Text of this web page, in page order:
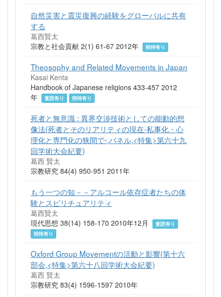
自然災害と震災復興の経験をグローバルに共有
する
葛西賢太
宗教と社会貢献 2(1) 61-67 2012年
招待有り
Theosophy and Related Movements in Japan
Kasai Kenta
Handbook of Japanese religions 433-457 2012
年
査読有り 招待有り
死者と無意識 : 異界交渉技術としての能動的想
像法(死者とそのリアリティの現在-私事化・心
理化と専門化の狭間で-,パネル,<特集>第六十九
回学術大会紀要)
葛西 賢太
宗教研究 84(4) 950-951 2011年
もう一つの知－－アルコール依存症者たちの体
験とスピリチュアリティ
葛西賢太
現代思想 38(14) 158-170 2010年12月
査読有り
招待有り
Oxford Group Movementの活動と影響(第十六
部会,<特集>第六十八回学術大会紀要)
葛西 賢太
宗教研究 83(4) 1596-1597 2010年